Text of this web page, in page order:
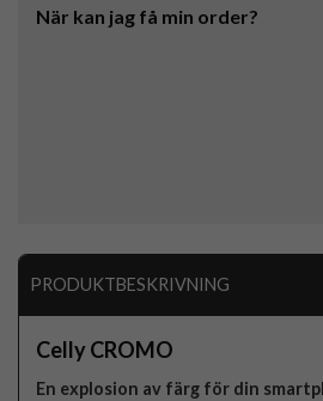
När kan jag få min order?
PRODUKTBESKRIVNING
Celly CROMO
En explosion av färg för din